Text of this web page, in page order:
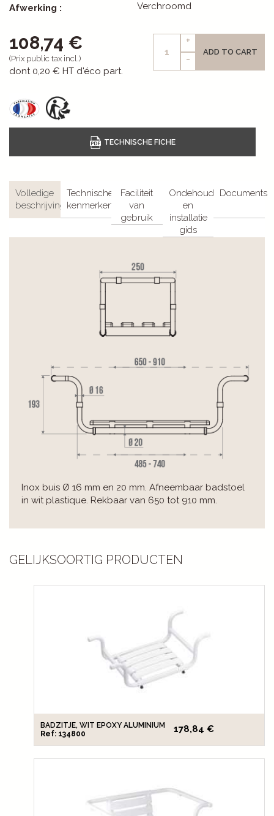
Afwerking :
Verchroomd
108,74 €
(Prix public tax incl.)
dont 0,20 € HT d'éco part.
+
-
ADD TO CART
Volledige
beschrijving
Technische
kenmerken
Faciliteit
van
gebruik
Ondehoud
en
installatie
gids
Documents
Inox buis Ø 16 mm en 20 mm. Afneembaar badstoel
in wit plastique. Rekbaar van 650 tot 910 mm.
GELIJKSOORTIG PRODUCTEN
BADZITJE, WIT EPOXY ALUMINIUM
Ref: 134800
178,84 €